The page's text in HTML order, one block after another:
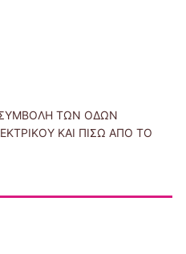
ΣΥΜΒΟΛΗ ΤΩΝ ΟΔΩΝ
ΚΑΙ ΠΙΣΩ ΑΠΟ ΤΟ